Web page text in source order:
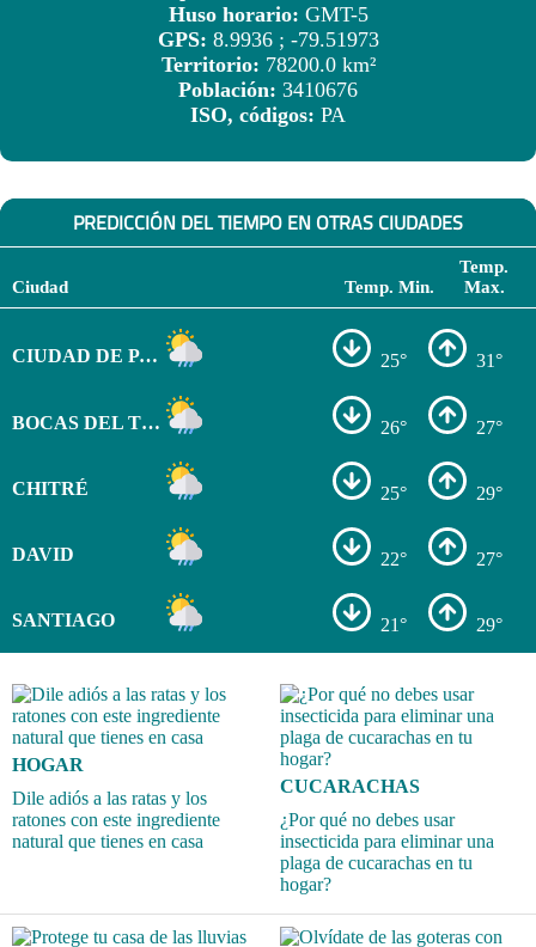
Huso horario: GMT-5
GPS: 8.9936 ; -79.51973
Territorio: 78200.0 km²
Población: 3410676
ISO, códigos: PA
PREDICCIÓN DEL TIEMPO EN OTRAS CIUDADES
Ciudad Temp. Min.
Temp.
Max.
CIUDAD DE PANAMÁ 25° 31°
BOCAS DEL TORO 26° 27°
CHITRÉ 25° 29°
DAVID 22° 27°
SANTIAGO 21° 29°
HOGAR
Dile adiós a las ratas y los
ratones con este ingrediente
natural que tienes en casa
CUCARACHAS
¿Por qué no debes usar
insecticida para eliminar una
plaga de cucarachas en tu
hogar?